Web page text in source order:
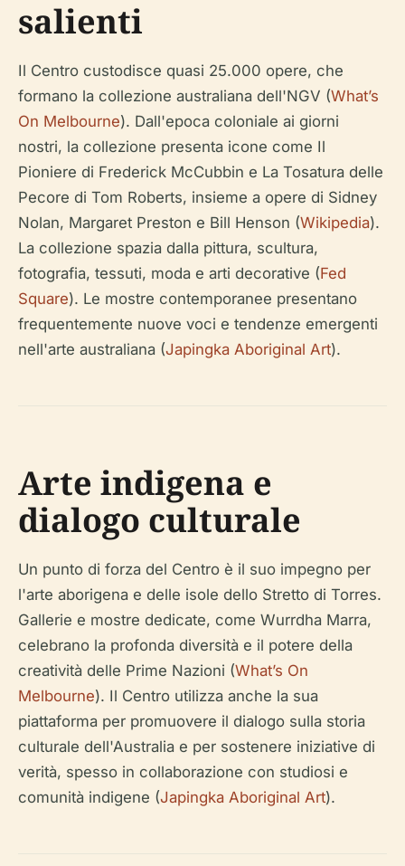
salienti
Il Centro custodisce quasi 25.000 opere, che
formano la collezione australiana dell'NGV (What’s
On Melbourne). Dall'epoca coloniale ai giorni
nostri, la collezione presenta icone come Il
Pioniere di Frederick McCubbin e La Tosatura delle
Pecore di Tom Roberts, insieme a opere di Sidney
Nolan, Margaret Preston e Bill Henson (Wikipedia).
La collezione spazia dalla pittura, scultura,
fotografia, tessuti, moda e arti decorative (Fed
Square). Le mostre contemporanee presentano
frequentemente nuove voci e tendenze emergenti
nell'arte australiana (Japingka Aboriginal Art).
Arte indigena e
dialogo culturale
Un punto di forza del Centro è il suo impegno per
l'arte aborigena e delle isole dello Stretto di Torres.
Gallerie e mostre dedicate, come Wurrdha Marra,
celebrano la profonda diversità e il potere della
creatività delle Prime Nazioni (What’s On
Melbourne). Il Centro utilizza anche la sua
piattaforma per promuovere il dialogo sulla storia
culturale dell'Australia e per sostenere iniziative di
verità, spesso in collaborazione con studiosi e
comunità indigene (Japingka Aboriginal Art).